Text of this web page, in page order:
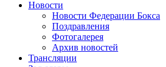
Новости
Новости Федерации Бокса
Поздравления
Фотогалерея
Архив новостей
Трансляции